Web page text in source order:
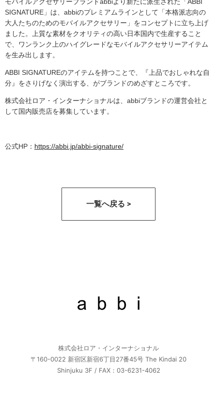
モバイルアクセサリーブランドabbiより新たに派生された「ABBI
SIGNATURE」は、abbiのプレミアムラインとして「本格派志向の
大人たちのためのモバイルアクセサリー」をコンセプトに立ち上げ
ました。上質な素材をクオリティの高い日本国内で生産すること
で、ワンランク上のハイグレードなモバイルアクセサリーアイテム
を生み出します。
ABBI SIGNATUREのアイテムを持つことで、『上品でおしゃれな自
分』をさりげなく演出する、がブランドのめざすところです。
株式会社ロア・インターナショナルは、abbiブランドの運営会社と
して国内販売店を募集しています。
公式HP： https://abbi.jp/abbi-signature/
一覧へ戻る >
株式会社ロア・インターナショナル
〒160-0022 新宿区新宿6丁目27番45号 The Kindai 20
Shinjuku 3F / FAX：03-6231-4062